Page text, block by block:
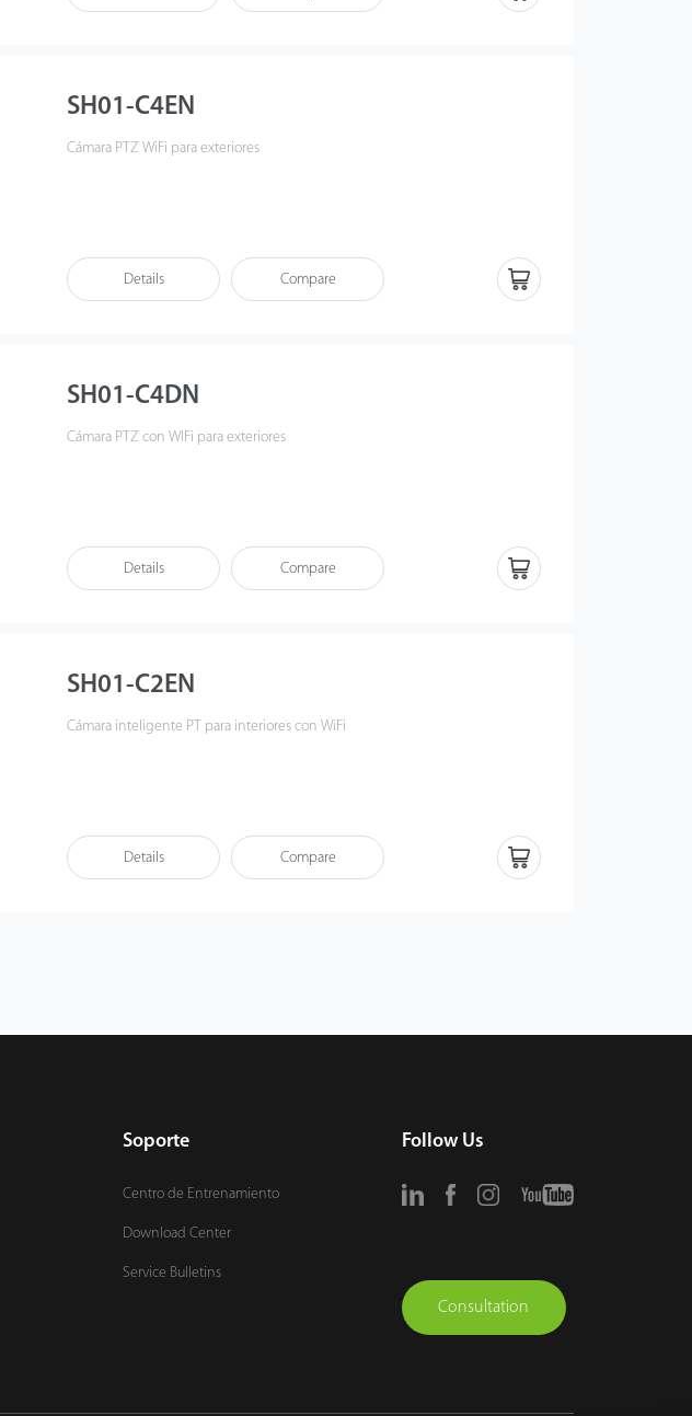
SH01-C4EN
Cámara PTZ WiFi para exteriores
Details Compare
SH01-C4DN
Cámara PTZ con WIFi para exteriores
Details Compare
SH01-C2EN
Cámara inteligente PT para interiores con WiFi
Details Compare
Soporte
Centro de Entrenamiento
Download Center
Service Bulletins
Follow Us
Consultation